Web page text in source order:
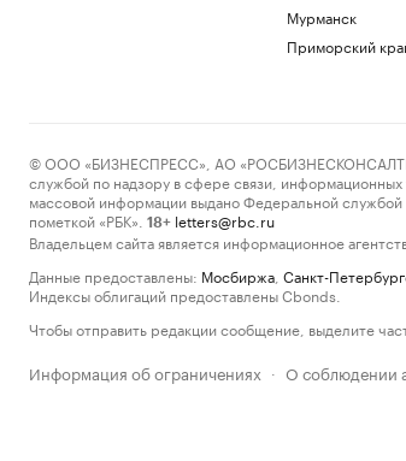
Мурманск
Приморский
© ООО «БИЗНЕСПРЕСС», АО
службой по надзору в сфере связи,
массовой информации выдано Федеральной
пометкой «РБК».
18+ letters@rbc.ru
Владельцем сайта является информационное
Данные предоставлены: Мосбиржа Санкт-
Индексы облигаций предоставлены Cbonds.
Чтобы отправить редакции сообщение, выделите
Информация об ограничениях · О соблюдении